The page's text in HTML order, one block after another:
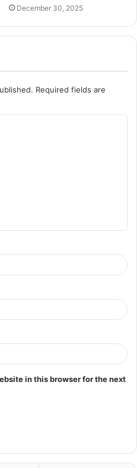
December 30, 2025
Required fields are
in this browser for the next